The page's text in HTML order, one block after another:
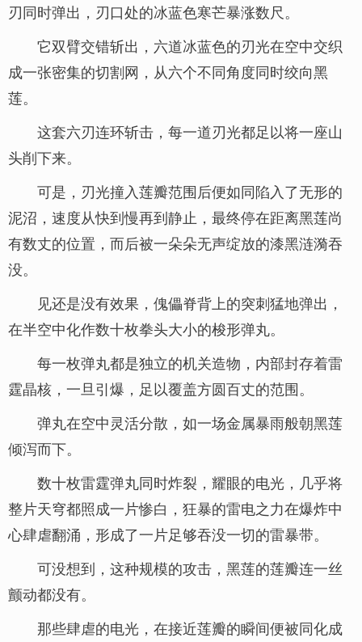
刃同时弹出，刃口处的冰蓝色寒芒暴涨数尺。
它双臂交错斩出，六道冰蓝色的刃光在空中交织
成一张密集的切割网，从六个不同角度同时绞向黑
莲。
这套六刃连环斩击，每一道刃光都足以将一座山
头削下来。
可是，刃光撞入莲瓣范围后便如同陷入了无形的
泥沼，速度从快到慢再到静止，最终停在距离黑莲尚
有数丈的位置，而后被一朵朵无声绽放的漆黑涟漪吞
没。
见还是没有效果，傀儡脊背上的突刺猛地弹出，
在半空中化作数十枚拳头大小的梭形弹丸。
每一枚弹丸都是独立的机关造物，内部封存着雷
霆晶核，一旦引爆，足以覆盖方圆百丈的范围。
弹丸在空中灵活分散，如一场金属暴雨般朝黑莲
倾泻而下。
数十枚雷霆弹丸同时炸裂，耀眼的电光，几乎将
整片天穹都照成一片惨白，狂暴的雷电之力在爆炸中
心肆虐翻涌，形成了一片足够吞没一切的雷暴带。
可没想到，这种规模的攻击，黑莲的莲瓣连一丝
颤动都没有。
那些肆虐的电光，在接近莲瓣的瞬间便被同化成